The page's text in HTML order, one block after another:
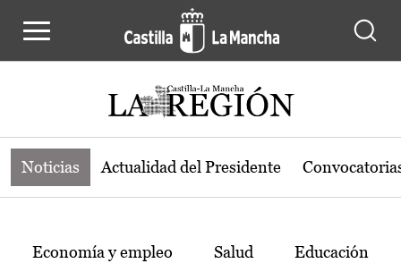
Noticias de la región de Castilla-La
Noticias Actualidad del Presidente
Temas
Economía y empleo Salud Educación